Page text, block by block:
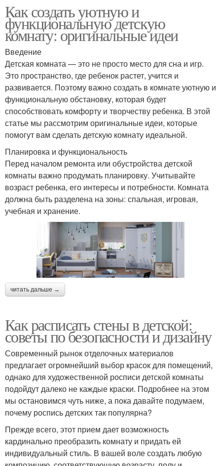
Как создать уютную и
функциональную детскую
комнату: оригинальные идеи
Введение
Детская комната — это не просто место для сна и игр.
Это пространство, где ребенок растет, учится и
развивается. Поэтому важно создать в комнате уютную и
функциональную обстановку, которая будет
способствовать комфорту и творчеству ребенка. В этой
статье мы рассмотрим оригинальные идеи, которые
помогут вам сделать детскую комнату идеальной.
Планировка и функциональность
Перед началом ремонта или обустройства детской
комнаты важно продумать планировку. Учитывайте
возраст ребенка, его интересы и потребности. Комната
должна быть разделена на зоны: спальная, игровая,
учебная и хранение.
читать дальше →
Как расписать стены в детской:
советы по безопасности и дизайну
Современный рынок отделочных материалов
предлагает огромнейший выбор красок для помещений,
однако для художественной росписи детской комнаты
подойдут далеко не каждые краски. Подробнее на этом
мы остановимся чуть ниже, а пока давайте подумаем,
почему роспись детских так популярна?
Прежде всего, этот прием дает возможность
кардинально преобразить комнату и придать ей
индивидуальный стиль. В вашей воле создать любую